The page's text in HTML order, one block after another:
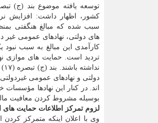
سبب شده که مبالغ هنگفتی
های دولتی، نهادهای عمومی غیر
کارآمدی این مبالغ به سبب
تردید است. حمایت های موازی
دولتی و نهادهای عمومی
اند. در کنار این نهادها
بوسیله مشروط کردن معافیت
لزوم تمرکز اطلاعات حمایت های
وی با اعلان اینکه متمرکز